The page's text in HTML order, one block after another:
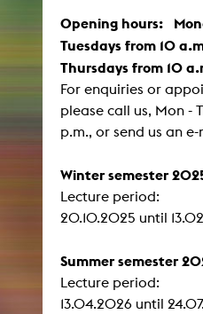
Opening hours:
Tuesdays from 10
Thursdays from 10
For enquiries or
please call us, Mon -
p.m., or send us an
Winter semester
Lecture period:
​​​​​​​20.10.2025 until
Summer semester
Lecture period:
13.04.2026 until